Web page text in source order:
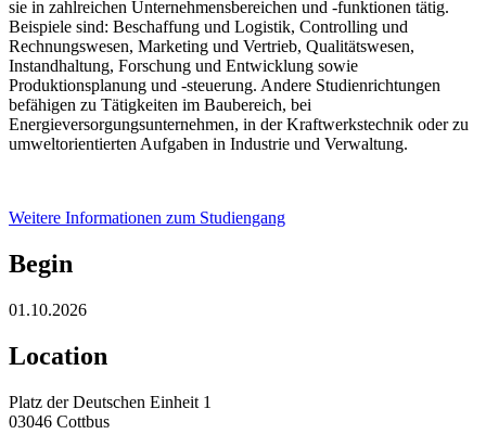
sie in zahlreichen Unternehmensbereichen und -funktionen tätig.
Beispiele sind: Beschaffung und Logistik, Controlling und
Rechnungswesen, Marketing und Vertrieb, Qualitätswesen,
Instandhaltung, Forschung und Entwicklung sowie
Produktionsplanung und -steuerung. Andere Studienrichtungen
befähigen zu Tätigkeiten im Baubereich, bei
Energieversorgungsunternehmen, in der Kraftwerkstechnik oder zu
umweltorientierten Aufgaben in Industrie und Verwaltung.
Weitere Informationen zum Studiengang
Begin
01.10.2026
Location
Platz der Deutschen Einheit 1
03046 Cottbus